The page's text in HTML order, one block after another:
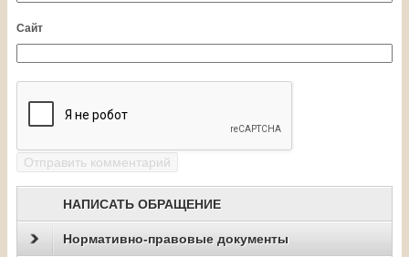
Сайт
НАПИСАТЬ ОБРАЩЕНИЕ
Нормативно-правовые документы